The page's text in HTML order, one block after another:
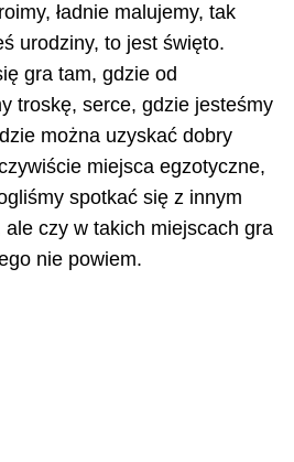
ładnie malujemy, tak
urodziny, to jest święto.
gra tam, gdzie od
troskę, serce, gdzie jesteśmy
można uzyskać dobry
miejsca egzotyczne,
spotkać się z innym
czy w takich miejscach gra
nie powiem.